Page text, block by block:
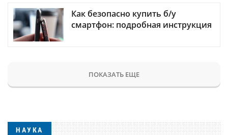
Как безопасно купить б/у
смартфон: подробная инструкция
ПОКАЗАТЬ ЕЩЕ
НАУКА